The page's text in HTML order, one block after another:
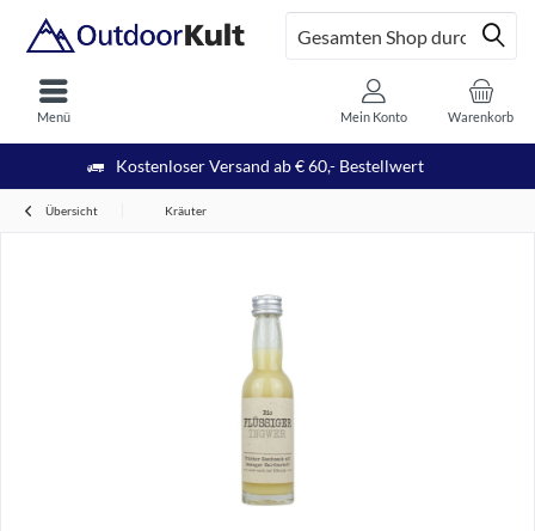
Kostenloser Versand ab € 60,- Bestellwert
Menü Warenkorb
Mein Konto
Übersicht Kräuter